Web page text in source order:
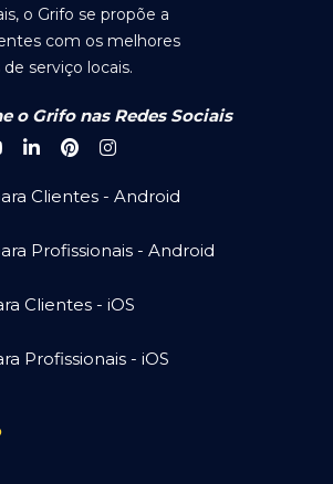
o Grifo se propõe a
com os melhores
serviço locais.
o Grifo nas Redes Sociais
Clientes - Android
Profissionais - Android
Clientes - iOS
Profissionais - iOS